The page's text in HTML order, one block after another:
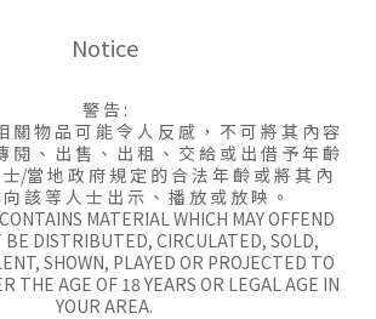
Notice
警 告 :
關 物 品 可 能 令 人 反 感 ， 不 可 將 其 內 容
閱 、 出 售 、 出 租 、 交 給 或 出 借 予 年 齡
/當 地 政 府 規 定 的 合 法 年 齡 或 將 其 內
該 等 人 士 出 示 、 播 放 或 放 映 。
MATERIAL WHICH MAY OFFEND
BE DISTRIBUTED, CIRCULATED, SOLD,
SHOWN, PLAYED OR PROJECTED TO
THE AGE OF 18 YEARS OR LEGAL AGE IN
YOUR AREA.